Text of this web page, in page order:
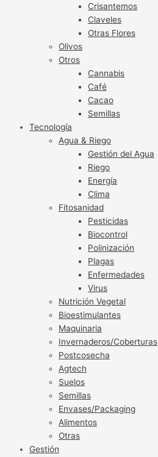
Crisantemos
Claveles
Otras Flores
Olivos
Otros
Cannabis
Café
Cacao
Semillas
Tecnología
Agua & Riego
Gestión del Agua
Riego
Energía
Clima
Fitosanidad
Pesticidas
Biocontrol
Polinización
Plagas
Enfermedades
Virus
Nutrición Vegetal
Bioestimulantes
Maquinaria
Invernaderos/Coberturas
Postcosecha
Agtech
Suelos
Semillas
Envases/Packaging
Alimentos
Otras
Gestión